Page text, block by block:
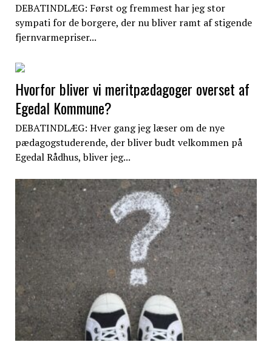
DEBATINDLÆG: Først og fremmest har jeg stor
sympati for de borgere, der nu bliver ramt af stigende
fjernvarmepriser...
Hvorfor bliver vi meritpædagoger overset af
Egedal Kommune?
DEBATINDLÆG: Hver gang jeg læser om de nye
pædagogstuderende, der bliver budt velkommen på
Egedal Rådhus, bliver jeg...